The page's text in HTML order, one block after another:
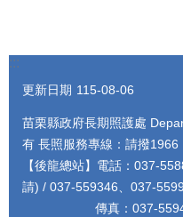
:::
更新日期 115-08-06
苗栗縣政府長期照護處
有 長照服務專線：請撥1966
【後龍總站】電話：037-
請) / 037-559346、037-
傳真：037-559484